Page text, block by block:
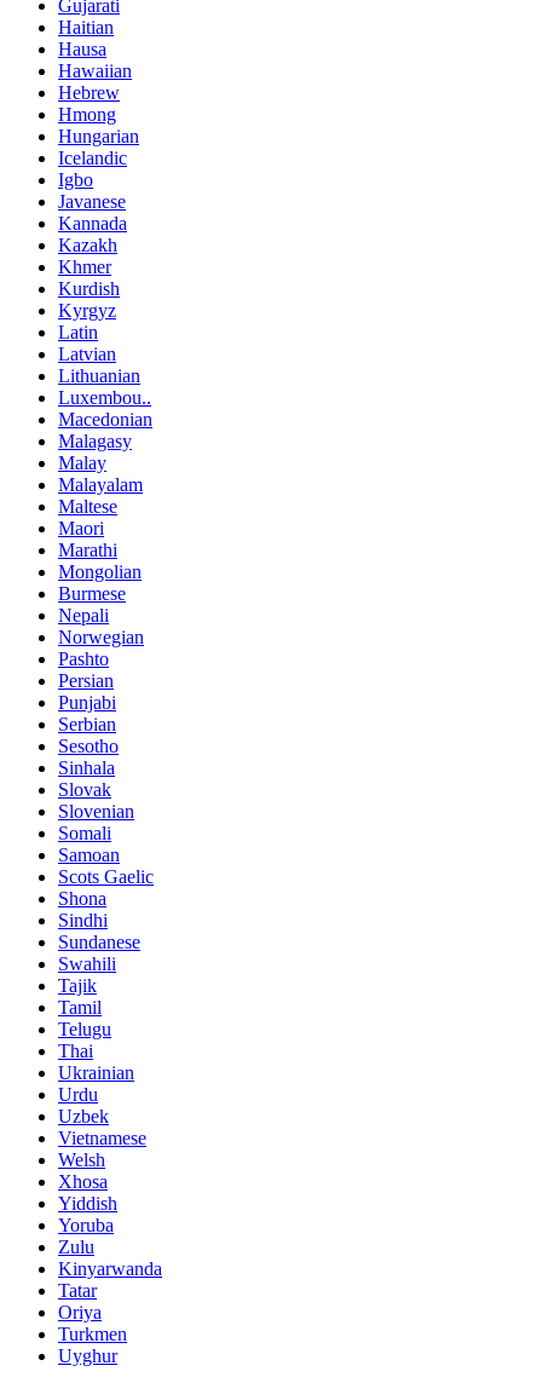
Gujarati
Haitian
Hausa
Hawaiian
Hebrew
Hmong
Hungarian
Icelandic
Igbo
Javanese
Kannada
Kazakh
Khmer
Kurdish
Kyrgyz
Latin
Latvian
Lithuanian
Luxembou..
Macedonian
Malagasy
Malay
Malayalam
Maltese
Maori
Marathi
Mongolian
Burmese
Nepali
Norwegian
Pashto
Persian
Punjabi
Serbian
Sesotho
Sinhala
Slovak
Slovenian
Somali
Samoan
Scots Gaelic
Shona
Sindhi
Sundanese
Swahili
Tajik
Tamil
Telugu
Thai
Ukrainian
Urdu
Uzbek
Vietnamese
Welsh
Xhosa
Yiddish
Yoruba
Zulu
Kinyarwanda
Tatar
Oriya
Turkmen
Uyghur